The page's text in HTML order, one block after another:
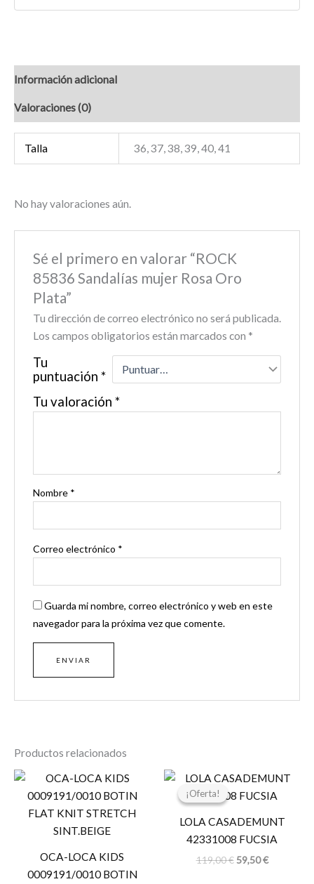
Información adicional
Valoraciones (0)
Talla 36, 37, 38, 39, 40, 41
No hay valoraciones aún.
Sé el primero en valorar “ROCK
85836 Sandalías mujer Rosa Oro
Plata”
Tu dirección de correo electrónico no será publicada.
Los campos obligatorios están marcados con *
Tu
puntuación *
Tu valoración *
Nombre *
Correo electrónico *
Guarda mi nombre, correo electrónico y web en este
navegador para la próxima vez que comente.
Productos relacionados
OCA-LOCA KIDS
0009191/0010 BOTIN
¡Oferta!
¡Oferta!
LOLA CASADEMUNT
42331008 FUCSIA
119,00€
El
original
119,00 €.
59,50€
El
actual
59,50 €.